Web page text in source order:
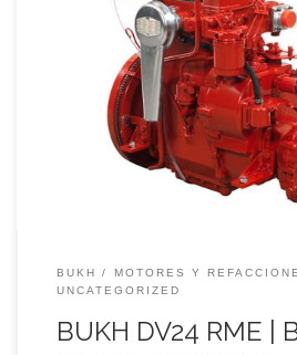
24 caballos de fuerza eficaces y
navegación segura y sin problemas.El
diseñado y construido como un
un motor industrial«marinizado».
BUKH
MOTORES Y
UNCATEGORIZED
BUKH DV24 RME |